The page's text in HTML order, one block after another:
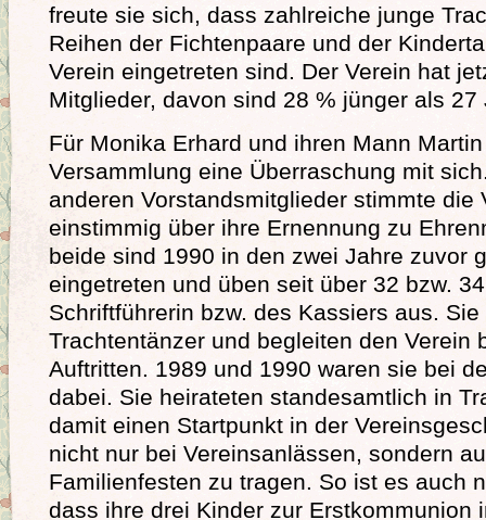
freute sie sich, dass zahlreiche junge
Reihen der Fichtenpaare und der
Verein eingetreten sind. Der Verein hat
Mitglieder, davon sind 28 % jünger als 27
Für Monika Erhard und ihren Mann
Versammlung eine Überraschung mit
anderen Vorstandsmitglieder stimmte die
einstimmig über ihre Ernennung zu
beide sind 1990 in den zwei Jahre zuvor
eingetreten und üben seit über 32 bzw.
Schriftführerin bzw. des Kassiers aus.
Trachtentänzer und begleiten den Verein
Auftritten. 1989 und 1990 waren sie bei
dabei. Sie heirateten standesamtlich in
damit einen Startpunkt in der
nicht nur bei Vereinsanlässen, sondern
Familienfesten zu tragen. So ist es auch
dass ihre drei Kinder zur Erstkommunion